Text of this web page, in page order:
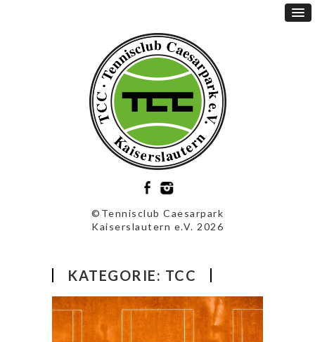
©Tennisclub Caesarpark
Kaiserslautern e.V. 2026
KATEGORIE: TCC